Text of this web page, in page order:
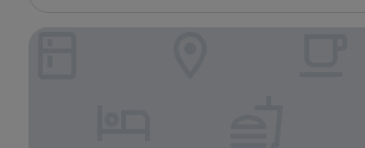
B&B HOTEL Calais Terminal Cité de